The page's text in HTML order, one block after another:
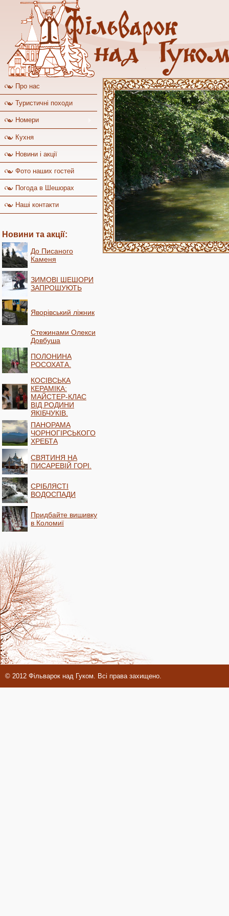
Про нас
Туристичні походи
Номери
Кухня
Новини і акції
Фото наших гостей
Погода в Шешорах
Наші контакти
Новини та акції:
До Писаного
Каменя
ЗИМОВІ ШЕШОРИ
ЗАПРОШУЮТЬ
Яворівський ліжник
Стежинами Олекси
Довбуша
ПОЛОНИНА
РОСОХАТА.
КОСІВСЬКА
КЕРАМІКА:
МАЙСТЕР-КЛАС
ВІД РОДИНИ
ЯКІБЧУКІВ.
ПАНОРАМА
ЧОРНОГІРСЬКОГО
ХРЕБТА
СВЯТИНЯ НА
ПИСАРЕВІЙ ГОРІ.
СРІБЛЯСТІ
ВОДОСПАДИ
Придбайте вишивку
в Коломиї
© 2012 Фільварок над Гуком. Всі права захищено.